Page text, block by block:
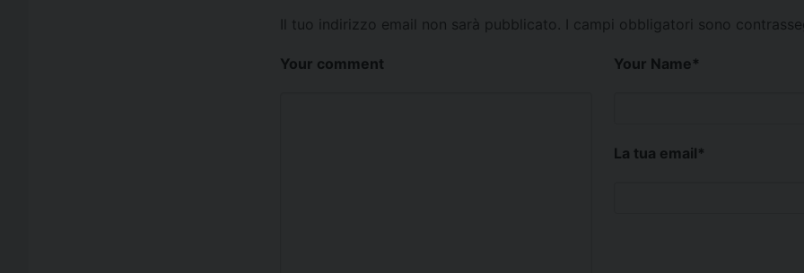
Il tuo indirizzo email non sarà pubblicato. I campi obbligatori sono
Your comment Your Name*
La tua email*